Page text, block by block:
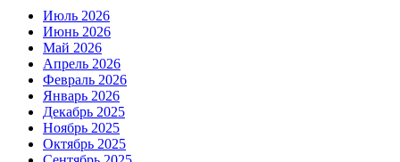
Июль 2026
Июнь 2026
Май 2026
Апрель 2026
Февраль 2026
Январь 2026
Декабрь 2025
Ноябрь 2025
Октябрь 2025